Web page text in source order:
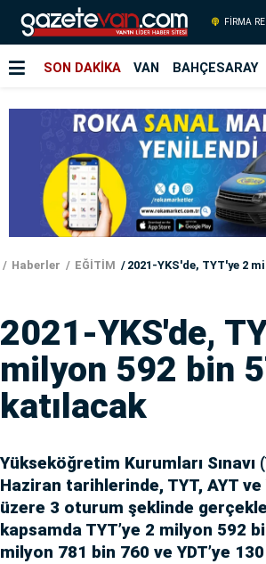
FİRMA
SON DAKİKA VAN BAHÇESARAY
Haberler EĞİTİM 2021-YKS'de, TYT'ye 2 milyon 592 bin 579
2021-YKS'de,
milyon 592 bin
katılacak
Yükseköğretim Kurumları Sınavı
Haziran tarihlerinde, TYT, AYT ve
üzere 3 oturum şeklinde
kapsamda TYT’ye 2 milyon 592
milyon 781 bin 760 ve YDT’ye